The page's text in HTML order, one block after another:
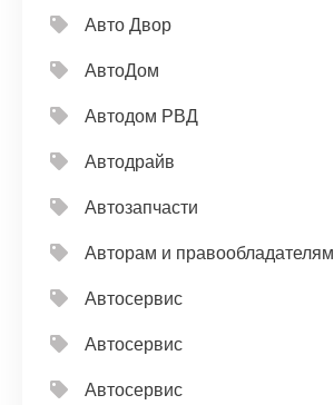
Авто Двор
АвтоДом
Автодом РВД
Автодрайв
Автозапчасти
Авторам и правообладателям
Автосервис
Автосервис
Автосервис